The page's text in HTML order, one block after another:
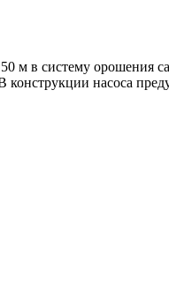
м в систему орошения
насоса